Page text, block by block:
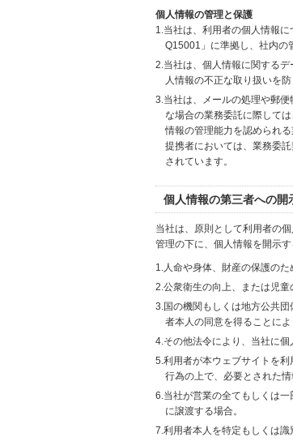
個人情報の管理と保護
1.当社は、利用者の個人情報
Q15001」に準拠し、社内の
2.当社は、個人情報に関する
人情報の不正な取り扱いを
3.当社は、メールの処理や郵
な場合の業務委託に際して
情報の管理能力を認められ
提携者においては、業務委
されています。
個人情報の第三者への開
当社は、原則として利用者の
管理の下に、個人情報を開示す
1.人命や身体、財産の保護の
2.公衆衛生の向上、または児
3.国の機関もしくは地方公共
者本人の同意を得ることに
4.その他法令により、当社に個
5.利用者が本ウェブサイトを
行為の上で、必要とされた情
6.当社が営業の全てもしくは
に譲渡する場合。
7.利用者本人を特定もしくは識